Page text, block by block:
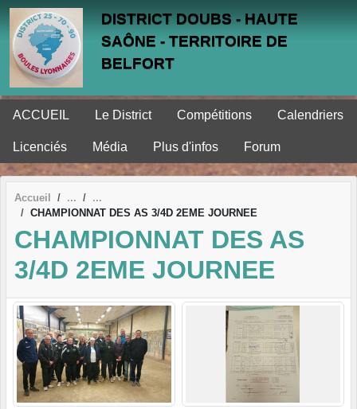
DISTRICT DOUBS - HAUTE
SAÔNE - TERRITOIRE DE
BELFORT
ACCUEIL Le District Compétitions Calendriers
Licenciés Média Plus d'infos Forum
Accueil
CHAMPIONNAT DES AS 3/4D 2EME JOURNEE
CHAMPIONNAT DES AS
3/4D 2EME JOURNEE
Panneau de gestion des cookies